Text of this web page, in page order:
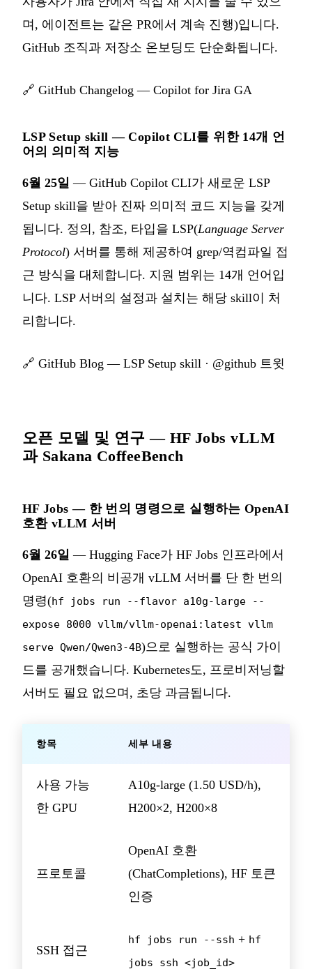
며, 에이전트는 같은 PR에서 계속 진행)입니다.
GitHub 조직과 저장소 온보딩도 단순화됩니다.
🔗 GitHub Changelog — Copilot for Jira GA
LSP Setup skill — Copilot CLI를 위한 14개 언
어의 의미적 지능
6월 25일 — GitHub Copilot CLI가 새로운 LSP
Setup skill을 받아 진짜 의미적 코드 지능을 갖게
됩니다. 정의, 참조, 타입을 LSP(Language Server
Protocol) 서버를 통해 제공하여 grep/역컴파일 접
근 방식을 대체합니다. 지원 범위는 14개 언어입
니다. LSP 서버의 설정과 설치는 해당 skill이 처
리합니다.
🔗 GitHub Blog — LSP Setup skill · @github 트윗
오픈 모델 및 연구 — HF Jobs vLLM
과 Sakana CoffeeBench
HF Jobs — 한 번의 명령으로 실행하는 OpenAI
호환 vLLM 서버
6월 26일 — Hugging Face가 HF Jobs 인프라에서
OpenAI 호환의 비공개 vLLM 서버를 단 한 번의
명령(hf jobs run --flavor a10g-large --
expose 8000 vllm/vllm-openai:latest vllm
serve Qwen/Qwen3-4B)으로 실행하는 공식 가이
드를 공개했습니다. Kubernetes도, 프로비저닝할
서버도 필요 없으며, 초당 과금됩니다.
항목 세부 내용
사용 가능
한 GPU
A10g-large (1.50 USD/h),
H200×2, H200×8
프로토콜
OpenAI 호환
(ChatCompletions), HF 토큰
인증
SSH 접근
hf jobs run --ssh + hf
jobs ssh <job_id>